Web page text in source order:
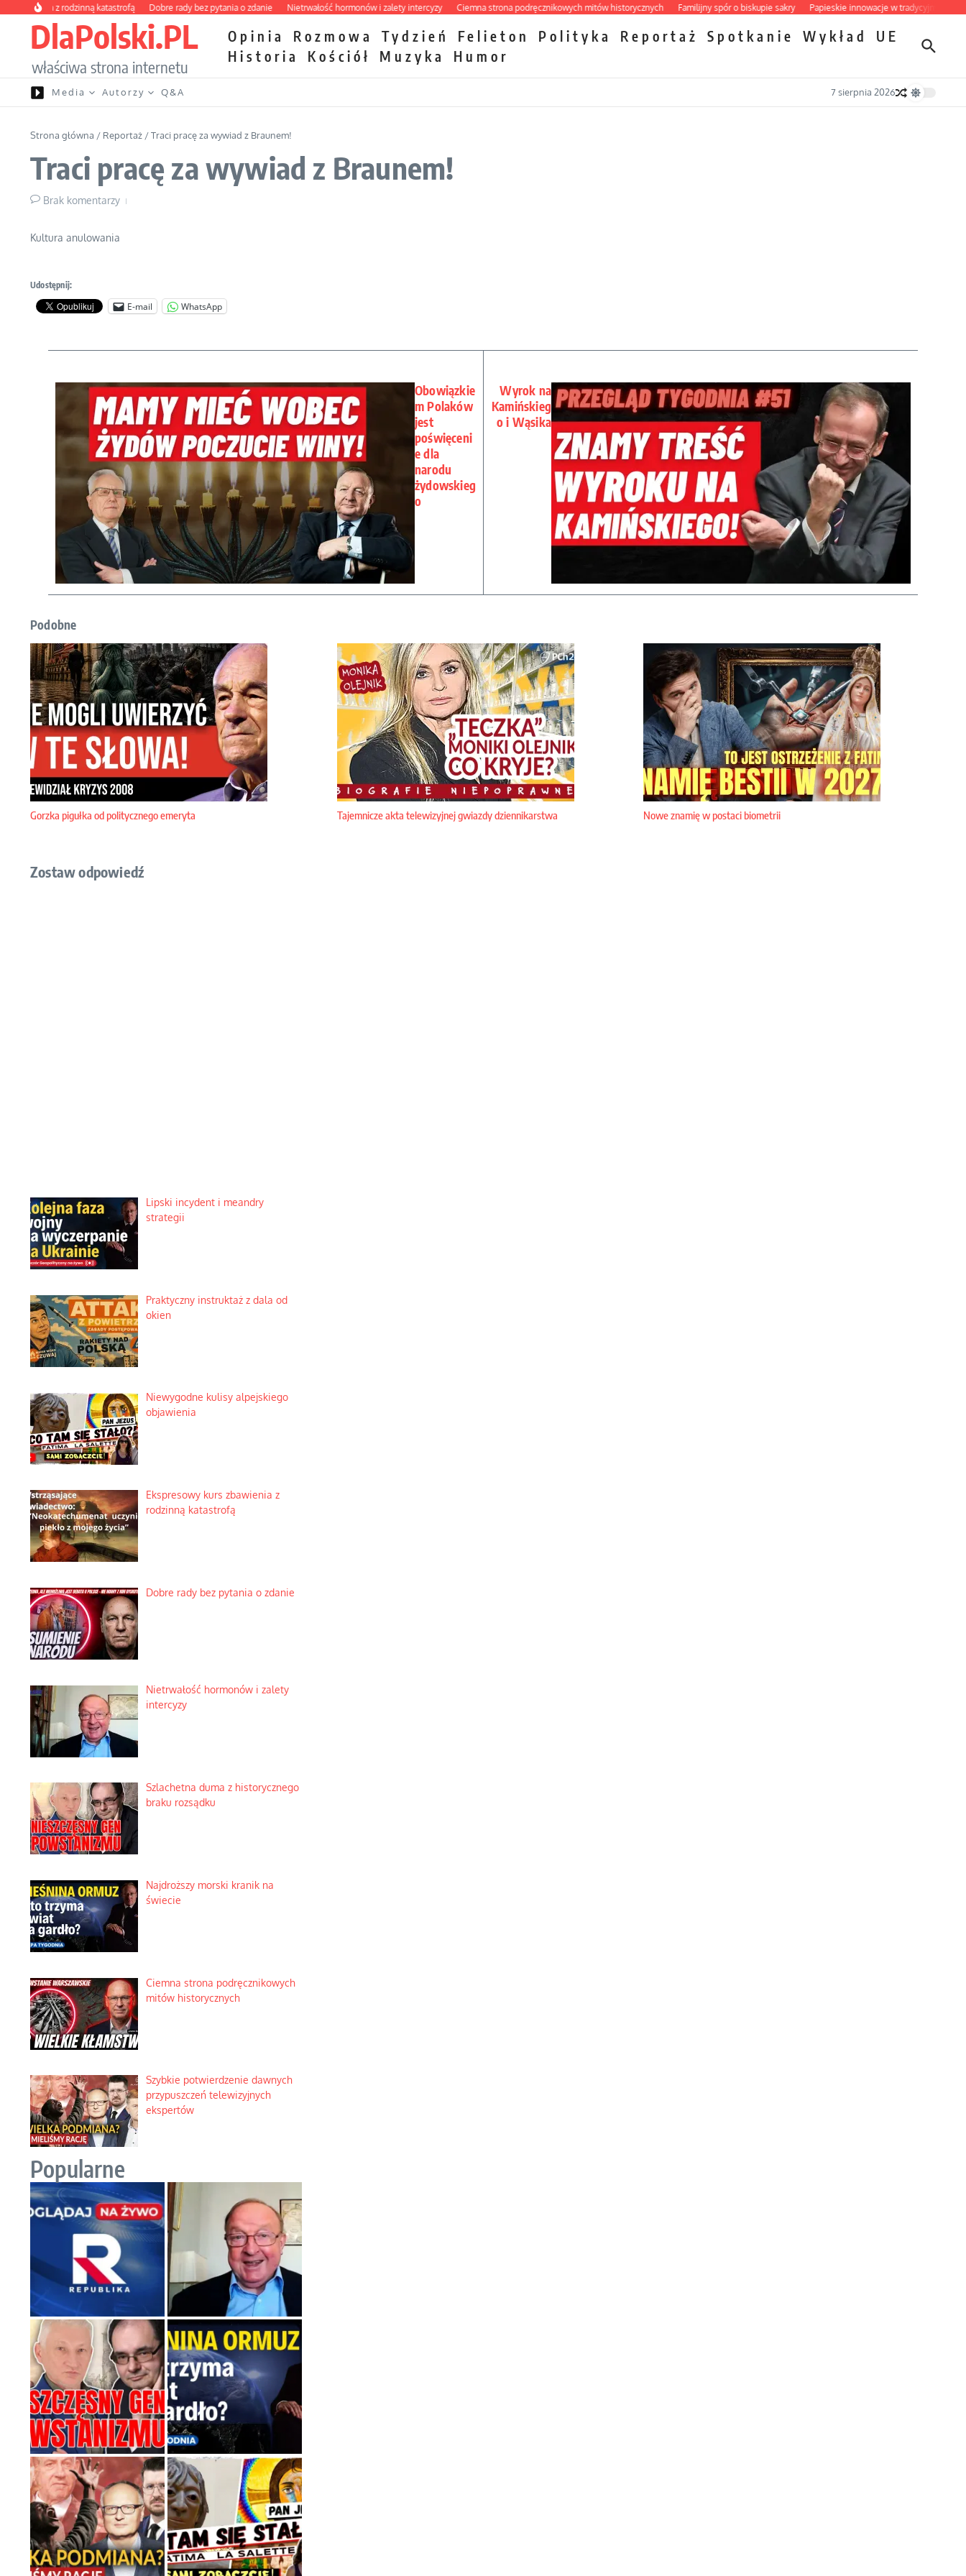
Przejdź do treści
z rodzinną katastrofą Dobre rady bez pytania o zdanie Nietrwałość hormonów i zalety intercyzy Ciemna strona podręcznikowych mitów historycznych Familijny spór o biskupie sakry Papieskie innowacje w tradycyjnym różańcu
DlaPolski.PL
właściwa strona internetu
Opinia Rozmowa Tydzień Felieton Polityka Reportaż Spotkanie Wykład
UE
Historia
Kościół Muzyka Humor
Media Autorzy Q&A 7 sierpnia 2026
Strona główna / Reportaż /Traci pracę za wywiad z Braunem!
Traci pracę za wywiad z Braunem!
Brak komentarzy
Kultura anulowania
Udostępnij:
E-mail WhatsApp
Obowiązkie
m Polaków
jest
poświęceni
e dla
narodu
żydowskieg
o
Wyrok na
Kamińskieg
o i Wąsika
Podobne
Gorzka pigułka od politycznego emeryta Tajemnicze akta telewizyjnej gwiazdy dziennikarstwa Nowe znamię w postaci biometrii
Zostaw odpowiedź
Lipski incydent i meandry
strategii
Praktyczny instruktaż z dala od
okien
Niewygodne kulisy alpejskiego
objawienia
Ekspresowy kurs zbawienia z
rodzinną katastrofą
Dobre rady bez pytania o zdanie
Nietrwałość hormonów i zalety
intercyzy
Szlachetna duma z historycznego
braku rozsądku
Najdroższy morski kranik na
świecie
Ciemna strona podręcznikowych
mitów historycznych
Szybkie potwierdzenie dawnych
przypuszczeń telewizyjnych
ekspertów
Popularne